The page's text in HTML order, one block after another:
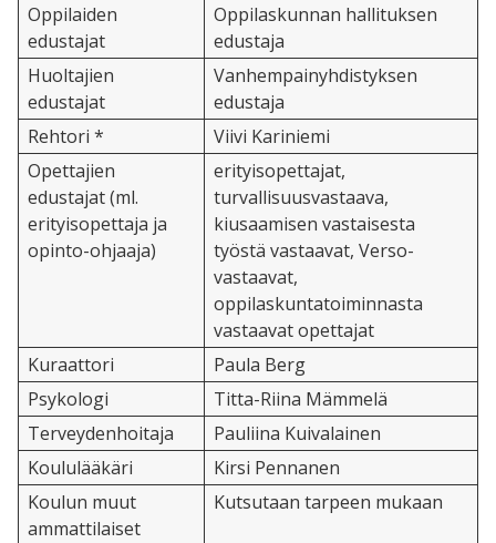
Oppilaiden
edustajat
Oppilaskunnan hallituksen
edustaja
Huoltajien
edustajat
Vanhempainyhdistyksen
edustaja
Rehtori *
Viivi Kariniemi
Opettajien
edustajat (ml.
erityisopettaja ja
opinto-ohjaaja)
erityisopettajat,
turvallisuusvastaava,
kiusaamisen vastaisesta
työstä vastaavat, Verso-
vastaavat,
oppilaskuntatoiminnasta
vastaavat opettajat
Kuraattori
Paula Berg
Psykologi
Titta-Riina Mämmelä
Terveydenhoitaja
Pauliina Kuivalainen
Koululääkäri
Kirsi Pennanen
Koulun muut
ammattilaiset
Kutsutaan tarpeen mukaan